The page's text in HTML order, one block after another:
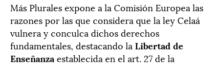
Más Plurales expone a la Comisión Europea las
razones por las que considera que la ley Celaá
vulnera y conculca dichos derechos
fundamentales, destacando la Libertad de
Enseñanza establecida en el art. 27 de la